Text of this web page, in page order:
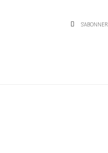
S'ABONNER